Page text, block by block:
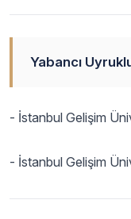
Yabancı
- İstanbul Gelişim
- İstanbul Gelişim